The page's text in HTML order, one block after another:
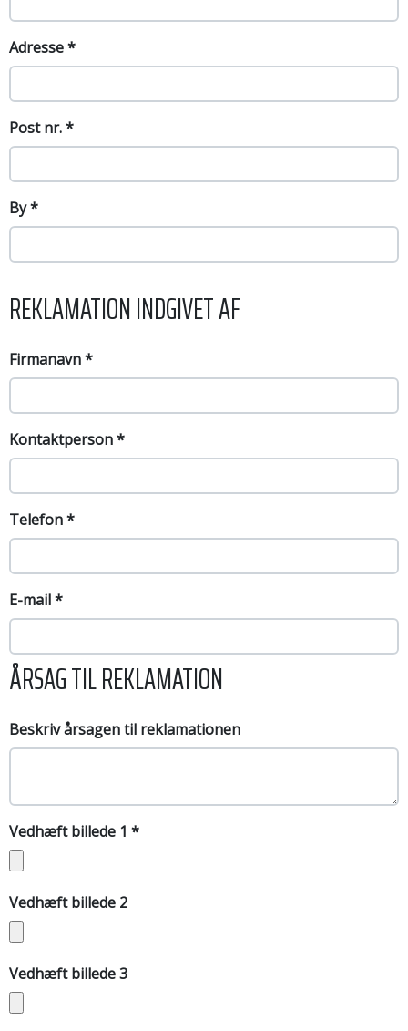
Adresse*
Post nr.*
By*
REKLAMATION INDGIVET AF
Firmanavn*
Kontaktperson*
Telefon*
E-mail*
ÅRSAG TIL REKLAMATION
Beskriv årsagen til reklamationen
Vedhæft billede 1 *
Vedhæft billede 2
Vedhæft billede 3